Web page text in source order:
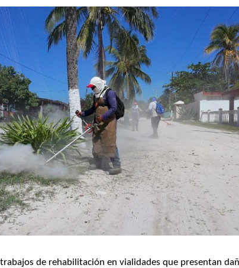
de rehabilitación en vialidades que presentan